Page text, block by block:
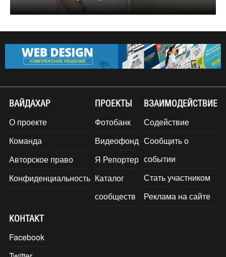
ВАЙДАХАР
О проекте
Команда
Авторское право
Конфиденциальность
ПРОЕКТЫ
Фотобанк
Видеофонд
Я Репортер
Каталог
сообществ
ВЗАИМОДЕЙСТВИЕ
Содействие
Сообщить о
событии
Стать участником
Реклама на сайте
КОНТАКТ
Facebook